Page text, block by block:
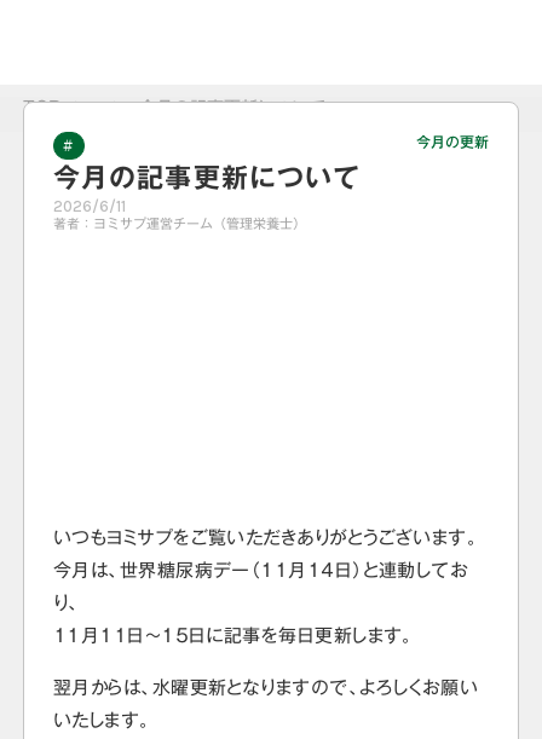
TOP > > 今月の記事更新について
# 今月の更新
今月の記事更新について
2026/6/11
著者： ヨミサプ運営チーム（管理栄養士）
いつもヨミサプをご覧いただきありがとうございます。
今月は、世界糖尿病デー（１１月１４日）と連動してお
り、
１１月１１日～１５日に記事を毎日更新します。
翌月からは、水曜更新となりますので、よろしくお願い
いたします。